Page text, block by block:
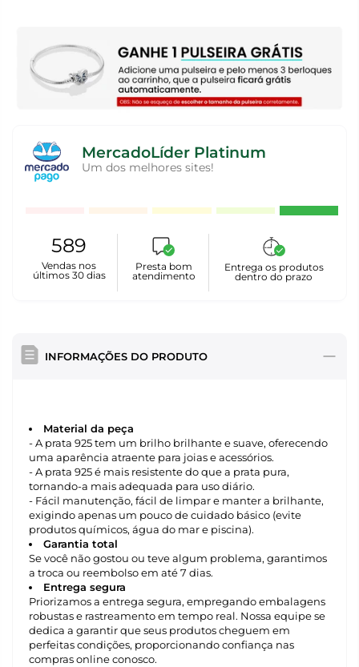
MercadoLíder Platinum
Um dos melhores sites!
589
Vendas nos
últimos 30 dias
Presta bom
atendimento
Entrega os produtos
dentro do prazo
INFORMAÇÕES DO PRODUTO
Material da peça
- A prata 925 tem um brilho brilhante e suave, oferecendo
uma aparência atraente para joias e acessórios.
- A prata 925 é mais resistente do que a prata pura,
tornando-a mais adequada para uso diário.
- Fácil manutenção, fácil de limpar e manter a brilhante,
exigindo apenas um pouco de cuidado básico (evite
produtos químicos, água do mar e piscina).
Garantia total
Se você não gostou ou teve algum problema, garantimos
a troca ou reembolso em até 7 dias.
Entrega segura
Priorizamos a entrega segura, empregando embalagens
robustas e rastreamento em tempo real. Nossa equipe se
dedica a garantir que seus produtos cheguem em
perfeitas condições, proporcionando confiança nas
compras online conosco.